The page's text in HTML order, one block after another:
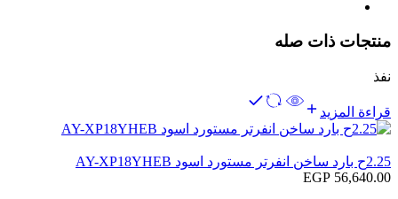
منتجات ذات صله
نفذ
قراءة المزيد
2.25ح بارد ساخن انفرتر مستورد اسود AY-XP18YHEB
EGP 56,640.00